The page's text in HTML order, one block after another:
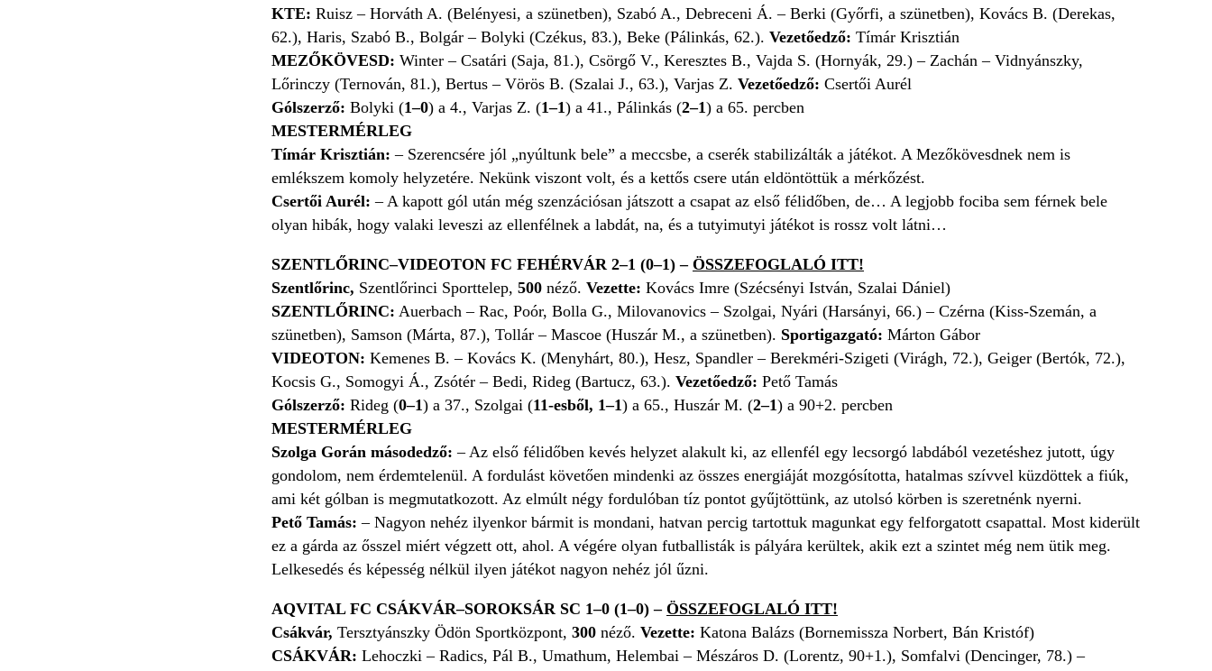
KTE: Ruisz – Horváth A. (Belényesi, a szünetben), Szabó A., Debreceni Á. – Berki (Győrfi, a szünetben), Kovács B. (Derekas,
62.), Haris, Szabó B., Bolgár – Bolyki (Czékus, 83.), Beke (Pálinkás, 62.). Vezetőedző: Tímár Krisztián
MEZŐKÖVESD: Winter – Csatári (Saja, 81.), Csörgő V., Keresztes B., Vajda S. (Hornyák, 29.) – Zachán – Vidnyánszky,
Lőrinczy (Ternován, 81.), Bertus – Vörös B. (Szalai J., 63.), Varjas Z. Vezetőedző: Csertői Aurél
Gólszerző: Bolyki (1–0) a 4., Varjas Z. (1–1) a 41., Pálinkás (2–1) a 65. percben
MESTERMÉRLEG
Tímár Krisztián: – Szerencsére jól „nyúltunk bele” a meccsbe, a cserék stabilizálták a játékot. A Mezőkövesdnek nem is
emlékszem komoly helyzetére. Nekünk viszont volt, és a kettős csere után eldöntöttük a mérkőzést.
Csertői Aurél: – A kapott gól után még szenzációsan játszott a csapat az első félidőben, de… A legjobb fociba sem férnek bele
olyan hibák, hogy valaki leveszi az ellenfélnek a labdát, na, és a tutyimutyi játékot is rossz volt látni…
SZENTLŐRINC–VIDEOTON FC FEHÉRVÁR 2–1 (0–1)– ÖSSZEFOGLALÓ ITT!
Szentlőrinc, Szentlőrinci Sporttelep, 500 néző. Vezette: Kovács Imre (Szécsényi István, Szalai Dániel)
SZENTLŐRINC: Auerbach – Rac, Poór, Bolla G., Milovanovics – Szolgai, Nyári (Harsányi, 66.) – Czérna (Kiss-Szemán, a
szünetben), Samson (Márta, 87.), Tollár – Mascoe (Huszár M., a szünetben). Sportigazgató: Márton Gábor
VIDEOTON: Kemenes B. – Kovács K. (Menyhárt, 80.), Hesz, Spandler – Berekméri-Szigeti (Virágh, 72.), Geiger (Bertók, 72.),
Kocsis G., Somogyi Á., Zsótér – Bedi, Rideg (Bartucz, 63.). Vezetőedző: Pető Tamás
Gólszerző: Rideg (0–1) a 37., Szolgai (11-esből, 1–1) a 65., Huszár M. (2–1) a 90+2. percben
MESTERMÉRLEG
Szolga Gorán másodedző: – Az első félidőben kevés helyzet alakult ki, az ellenfél egy lecsorgó labdából vezetéshez jutott, úgy
gondolom, nem érdemtelenül. A fordulást követően mindenki az összes energiáját mozgósította, hatalmas szívvel küzdöttek a fiúk,
ami két gólban is megmutatkozott. Az elmúlt négy fordulóban tíz pontot gyűjtöttünk, az utolsó körben is szeretnénk nyerni.
Pető Tamás: – Nagyon nehéz ilyenkor bármit is mondani, hatvan percig tartottuk magunkat egy felforgatott csapattal. Most kiderült
ez a gárda az ősszel miért végzett ott, ahol. A végére olyan futballisták is pályára kerültek, akik ezt a szintet még nem ütik meg.
Lelkesedés és képesség nélkül ilyen játékot nagyon nehéz jól űzni.
AQVITAL FC CSÁKVÁR–SOROKSÁR SC 1–0 (1–0) – ÖSSZEFOGLALÓ ITT!
Csákvár, Tersztyánszky Ödön Sportközpont, 300 néző. Vezette: Katona Balázs (Bornemissza Norbert, Bán Kristóf)
CSÁKVÁR: Lehoczki – Radics, Pál B., Umathum, Helembai – Mészáros D. (Lorentz, 90+1.), Somfalvi (Dencinger, 78.) –